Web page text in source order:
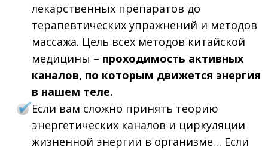
лекарственных препаратов до
терапевтических упражнений и методов
массажа. Цель всех методов китайской
медицины – проходимость активных
каналов, по которым движется энергия
в нашем теле.
Если вам сложно принять теорию
энергетических каналов и циркуляции
жизненной энергии в организме… Если